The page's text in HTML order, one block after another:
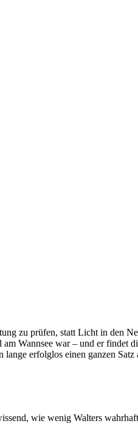
zu prüfen, statt Licht in den
Wannsee war – und er findet
erfolglos einen ganzen
wie wenig Walters